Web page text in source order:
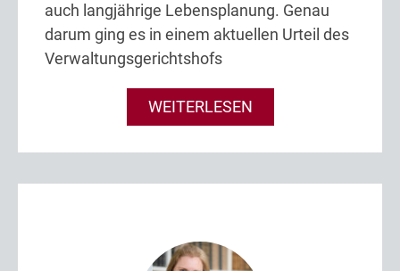
auch langjährige Lebensplanung. Genau
darum ging es in einem aktuellen Urteil des
Verwaltungsgerichtshofs
WEITERLESEN